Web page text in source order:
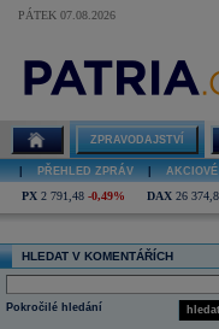
PÁTEK 07.08.2026
ZPRAVODAJSTVÍ
PŘEHLED ZPRÁV AKCIOVÉ
PX 2 791,48 -0,49% DAX 26
HLEDAT V KOMENTÁŘÍCH
hledat
Pokročilé hledání